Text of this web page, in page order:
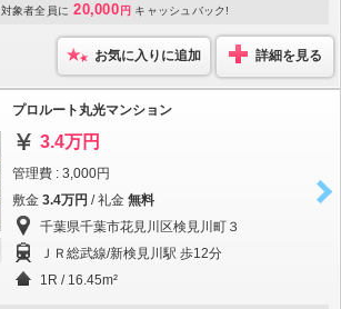
対象者全員に 20,000 円 キャッシュバック!
お気に入りに追加 詳細を見る
プロルート丸光マンション
3.4万円
管理費 : 3,000円
敷金 3.4万円 / 礼金 無料
千葉県千葉市花見川区検見川町３
ＪＲ総武線/新検見川駅 歩12分
1R / 16.45m²